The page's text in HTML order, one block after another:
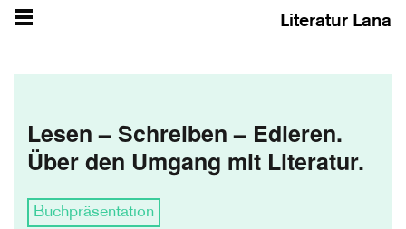
Lesen – Schreiben – Edieren.
Über den Umgang mit Literatur.
Buchpräsentation
Literatur Lana